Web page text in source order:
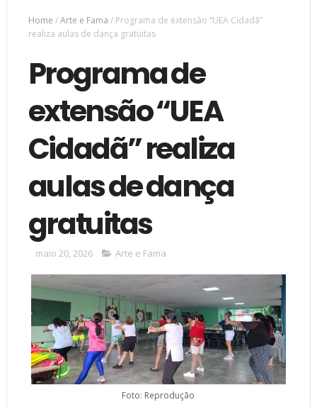
Home /Arte e Fama / Programa de extensão “UEA Cidadã”
realiza aulas de dança gratuitas
Programa de
extensão “UEA
Cidadã” realiza
aulas de dança
gratuitas
maio 20, 2026 Arte e Fama
Foto: Reprodução